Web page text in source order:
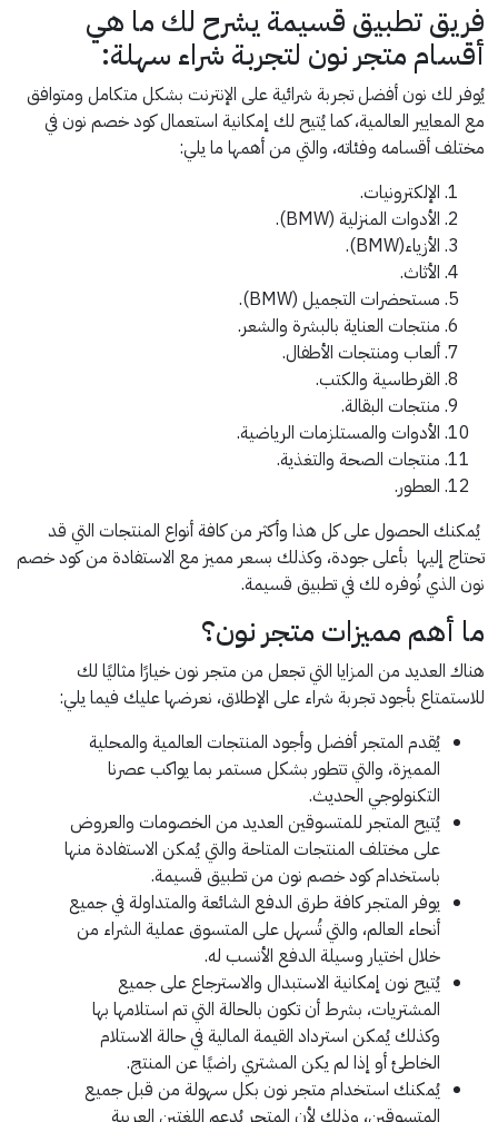
فريق تطبيق قسيمة يشرح لك ما هي
أقسام متجر نون لتجربة شراء سهلة:
يُوفر لك نون أفضل تجربة شرائية على الإنترنت بشكل متكامل ومتوافق
مع المعايير العالمية، كما يُتيح لك إمكانية استعمال كود خصم نون في
مختلف أقسامه وفئاته، والتي من أهمها ما يلي:
الإلكترونيات.
الأدوات المنزلية (BMW).
الأزياء(BMW).
الأثاث.
مستحضرات التجميل (BMW).
منتجات العناية بالبشرة والشعر.
ألعاب ومنتجات الأطفال.
القرطاسية والكتب.
منتجات البقالة.
الأدوات والمستلزمات الرياضية.
منتجات الصحة والتغذية.
العطور.
يُمكنك الحصول على كل هذا وأكثر من كافة أنواع المنتجات التي قد
تحتاج إليها بأعلى جودة، وكذلك بسعر مميز مع الاستفادة من كود خصم
نون الذي نُوفره لك في تطبيق قسيمة.
ما أهم مميزات متجر نون؟
هناك العديد من المزايا التي تجعل من متجر نون خيارًا مثاليًا لك
للاستمتاع بأجود تجربة شراء على الإطلاق، نعرضها عليك فيما يلي:
يُقدم المتجر أفضل وأجود المنتجات العالمية والمحلية
المميزة، والتي تتطور بشكل مستمر بما يواكب عصرنا
التكنولوجي الحديث.
يُتيح المتجر للمتسوقين العديد من الخصومات والعروض
على مختلف المنتجات المتاحة والتي يُمكن الاستفادة منها
باستخدام كود خصم نون من تطبيق قسيمة.
يوفر المتجر كافة طرق الدفع الشائعة والمتداولة في جميع
أنحاء العالم، والتي تُسهل على المتسوق عملية الشراء من
خلال اختيار وسيلة الدفع الأنسب له.
يُتيح نون إمكانية الاستبدال والاسترجاع على جميع
المشتريات، بشرط أن تكون بالحالة التي تم استلامها بها
وكذلك يُمكن استرداد القيمة المالية في حالة الاستلام
الخاطئ أو إذا لم يكن المشتري راضيًا عن المنتج.
يُمكنك استخدام متجر نون بكل سهولة من قبل جميع